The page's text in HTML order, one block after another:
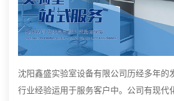
沈阳鑫盛实验室设备有限公司历经多年的
行业经验运用于服务客户中。公司有现代